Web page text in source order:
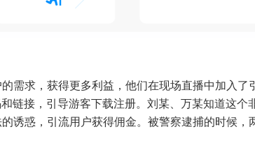
需求，获得更多利益，他们在现场直播中加入
链接，引导游客下载注册。刘某、万某知道这
诱惑，引流用户获得佣金。被警察逮捕的时候，